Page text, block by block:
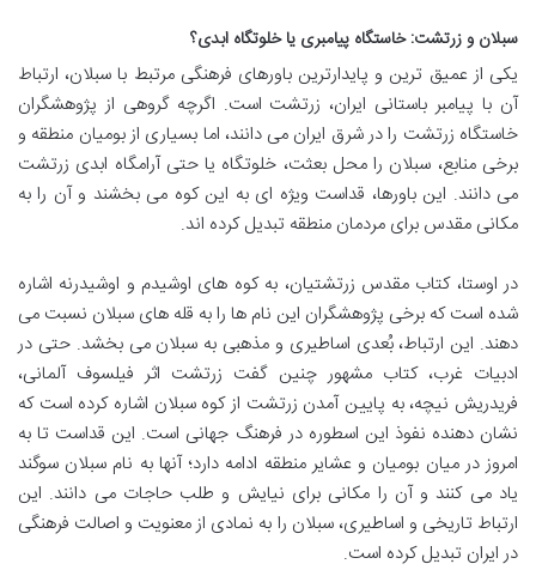
سبلان و زرتشت: خاستگاه پیامبری یا خلوتگاه ابدی؟
یکی از عمیق ترین و پایدارترین باورهای فرهنگی مرتبط با سبلان، ارتباط
آن با پیامبر باستانی ایران، زرتشت است. اگرچه گروهی از پژوهشگران
خاستگاه زرتشت را در شرق ایران می دانند، اما بسیاری از بومیان منطقه و
برخی منابع، سبلان را محل بعثت، خلوتگاه یا حتی آرامگاه ابدی زرتشت
می دانند. این باورها، قداست ویژه ای به این کوه می بخشند و آن را به
مکانی مقدس برای مردمان منطقه تبدیل کرده اند.
در اوستا، کتاب مقدس زرتشتیان، به کوه های اوشیدم و اوشیدرنه اشاره
شده است که برخی پژوهشگران این نام ها را به قله های سبلان نسبت می
دهند. این ارتباط، بُعدی اساطیری و مذهبی به سبلان می بخشد. حتی در
ادبیات غرب، کتاب مشهور چنین گفت زرتشت اثر فیلسوف آلمانی،
فریدریش نیچه، به پایین آمدن زرتشت از کوه سبلان اشاره کرده است که
نشان دهنده نفوذ این اسطوره در فرهنگ جهانی است. این قداست تا به
امروز در میان بومیان و عشایر منطقه ادامه دارد؛ آنها به نام سبلان سوگند
یاد می کنند و آن را مکانی برای نیایش و طلب حاجات می دانند. این
ارتباط تاریخی و اساطیری، سبلان را به نمادی از معنویت و اصالت فرهنگی
در ایران تبدیل کرده است.